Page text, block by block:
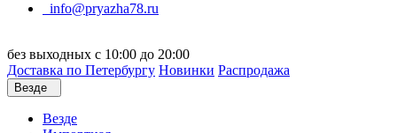
info@pryazha78.ru
без выходных с 10:00 до 20:00
Доставка по Петербургу Новинки Распродажа
Везде
Везде